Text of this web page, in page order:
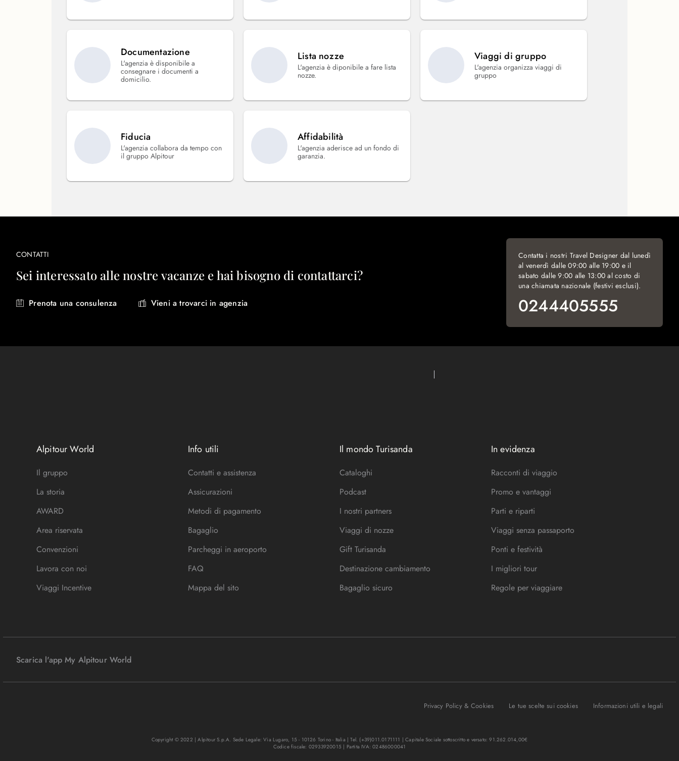
Documentazione
L'agenzia è disponibile a
consegnare i documenti a
domicilio.
Lista nozze
L'agenzia è diponibile a fare lista
nozze.
Viaggi di gruppo
L'agenzia organizza viaggi di
gruppo
Fiducia
L'agenzia collabora da tempo con
il gruppo Alpitour
Affidabilità
L'agenzia aderisce ad un fondo di
garanzia.
CONTATTI
Sei interessato alle nostre vacanze e hai bisogno di contattarci?
Prenota una consulenza Vieni a trovarci in agenzia
Contatta i nostri Travel Designer dal lunedì
al venerdì dalle 09:00 alle 19:00 e il
sabato dalle 9:00 alle 13:00 al costo di
una chiamata nazionale (festivi esclusi).
0244405555
Alpitour World
Il gruppo
La storia
AWARD
Area riservata
Convenzioni
Lavora con noi
Viaggi Incentive
Info utili
Contatti e assistenza
Assicurazioni
Metodi di pagamento
Bagaglio
Parcheggi in aeroporto
FAQ
Mappa del sito
Il mondo Turisanda
Cataloghi
Podcast
I nostri partners
Viaggi di nozze
Gift Turisanda
Destinazione cambiamento
Bagaglio sicuro
In evidenza
Racconti di viaggio
Promo e vantaggi
Parti e riparti
Viaggi senza passaporto
Ponti e festività
I migliori tour
Regole per viaggiare
Scarica l'app My Alpitour World
Privacy Policy & Cookies Le tue scelte sui cookies Informazioni utili e legali
Copyright © 2022 | Alpitour S.p.A. Sede Legale: Via Lugaro, 15 - 10126 Torino - Italia | Tel. (+39)011.0171111 | Capitale Sociale sottoscritto e versato: 91.262.014,00€
Codice fiscale: 02933920015 | Partita IVA: 02486000041